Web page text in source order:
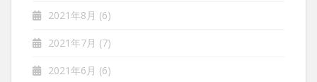
2021年8月 (6)
2021年7月 (7)
2021年6月 (6)